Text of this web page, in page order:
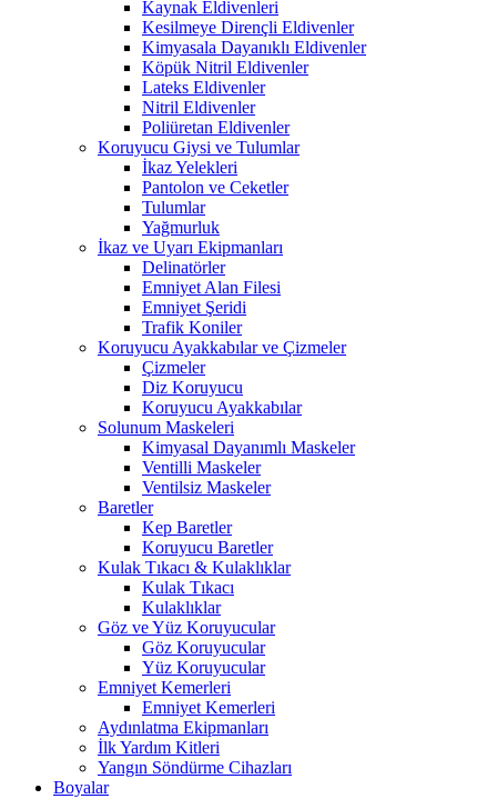
Kaynak Eldivenleri
Kesilmeye Dirençli Eldivenler
Kimyasala Dayanıklı Eldivenler
Köpük Nitril Eldivenler
Lateks Eldivenler
Nitril Eldivenler
Poliüretan Eldivenler
Koruyucu Giysi ve Tulumlar
İkaz Yelekleri
Pantolon ve Ceketler
Tulumlar
Yağmurluk
İkaz ve Uyarı Ekipmanları
Delinatörler
Emniyet Alan Filesi
Emniyet Şeridi
Trafik Koniler
Koruyucu Ayakkabılar ve Çizmeler
Çizmeler
Diz Koruyucu
Koruyucu Ayakkabılar
Solunum Maskeleri
Kimyasal Dayanımlı Maskeler
Ventilli Maskeler
Ventilsiz Maskeler
Baretler
Kep Baretler
Koruyucu Baretler
Kulak Tıkacı & Kulaklıklar
Kulak Tıkacı
Kulaklıklar
Göz ve Yüz Koruyucular
Göz Koruyucular
Yüz Koruyucular
Emniyet Kemerleri
Emniyet Kemerleri
Aydınlatma Ekipmanları
İlk Yardım Kitleri
Yangın Söndürme Cihazları
Boyalar